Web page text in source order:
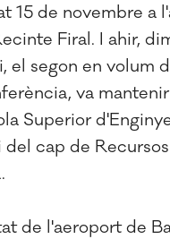
15 de novembre
Firal. I ahir,
segon en volum
va
Superior
cap de
de l'aeroport de